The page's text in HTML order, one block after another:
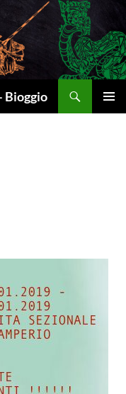
Bioggio